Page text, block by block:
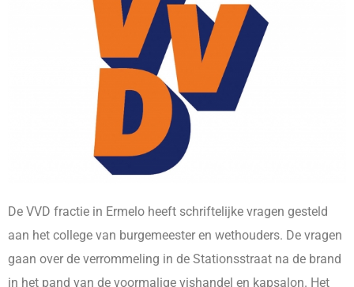
De VVD fractie in Ermelo heeft schriftelijke vragen gesteld
aan het college van burgemeester en wethouders. De vragen
gaan over de verrommeling in de Stationsstraat na de brand
in het pand van de voormalige vishandel en kapsalon. Het